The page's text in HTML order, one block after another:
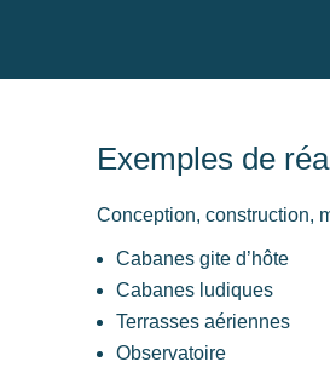
Exemples de
Conception, construction,
Cabanes gite d’hôte
Cabanes ludiques
Terrasses aériennes
Observatoire